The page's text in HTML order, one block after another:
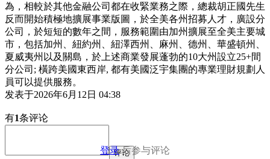
為，相較於其他金融公司都在收緊業務之際，總裁胡正國先生
反而開始積極地擴展事業版圖，於全美各州招募人才，廣設分
公司，於短短的數年之間，服務範圍由加州擴展至全美主要城
市，包括加州、紐約州、紐澤西州、麻州、德州、華盛頓州、
夏威夷州以及關島，於上述商業發展蓬勃的10大州設立25+間
分公司; 橫跨美國東西岸, 都有美國泛宇集團的專業理財規劃人
員可以提供服務。
发表于2026年6月12日 04:38
有1条评论
登录后参与评论
评论